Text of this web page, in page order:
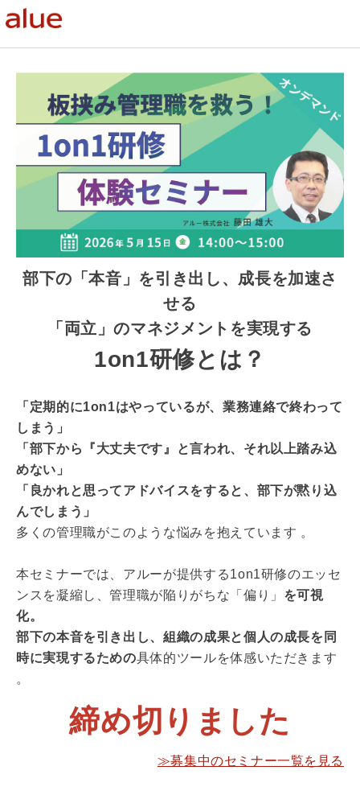
部下の「本音」を引き出し、成長を加速さ
せる
「両立」のマネジメントを実現する
1on1研修とは？
「定期的に1on1はやっているが、業務連絡で終わって
しまう」
「部下から『大丈夫です』と言われ、それ以上踏み込
めない」
「良かれと思ってアドバイスをすると、部下が黙り込
んでしまう」
多くの管理職がこのような悩みを抱えています 。
本セミナーでは、アルーが提供する1on1研修のエッセ
ンスを凝縮し、管理職が陥りがちな「偏り」 を可視
化。
部下の本音を引き出し、組織の成果と個人の成長を同
時に実現するための具体的ツールを体感いただきます
。
締め切りました
≫募集中のセミナー一覧を見る